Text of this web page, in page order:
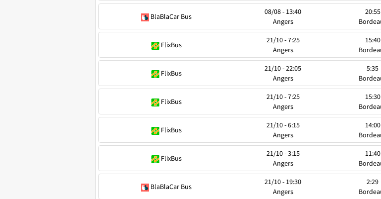
BlaBlaCar Bus
08/08 - 13:40
Angers
20:55
FlixBus
21/10 - 7:25
Angers
15:40
FlixBus
21/10 - 22:05
Angers
5:35
FlixBus
21/10 - 7:25
Angers
15:30
FlixBus
21/10 - 6:15
Angers
14:00
FlixBus
21/10 - 3:15
Angers
11:40
BlaBlaCar Bus
21/10 - 19:30
Angers
2:29